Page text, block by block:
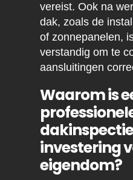
vereist. Ook na
dak, zoals de
of zonnepanelen,
verstandig om te
aansluitingen
Waarom is
investering
eigendom?